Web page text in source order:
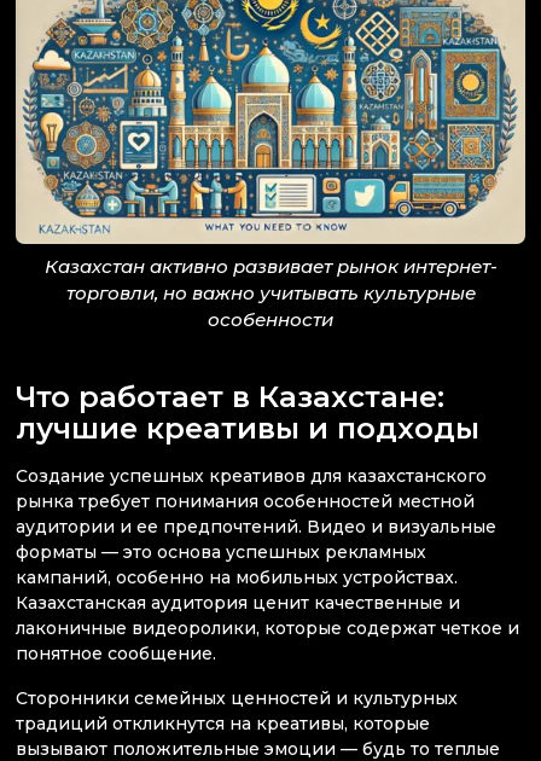
Казахстан активно развивает рынок интернет-
торговли, но важно учитывать культурные
особенности
Что работает в Казахстане:
лучшие креативы и подходы
Создание успешных креативов для казахстанского
рынка требует понимания особенностей местной
аудитории и ее предпочтений. Видео и визуальные
форматы — это основа успешных рекламных
кампаний, особенно на мобильных устройствах.
Казахстанская аудитория ценит качественные и
лаконичные видеоролики, которые содержат четкое и
понятное сообщение.
Сторонники семейных ценностей и культурных
традиций откликнутся на креативы, которые
вызывают положительные эмоции — будь то теплые